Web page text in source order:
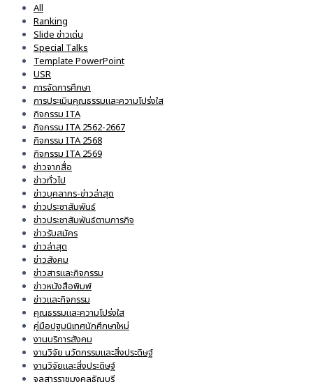
All
Ranking
Slide ข่าวเด่น
Special Talks
Template PowerPoint
USR
การจัดการศึกษา
การประเมินคุณธรรมและความโปร่งใส
กิจกรรม ITA
กิจกรรม ITA 2562-2667
กิจกรรม ITA 2568
กิจกรรม ITA 2569
ข่าวจากสื่อ
ข่าวทั่วไป
ข่าวบุคลากร-ข่าวล่าสุด
ข่าวประชาสัมพันธ์
ข่าวประชาสัมพันธ์ตามภารกิจ
ข่าวรับสมัคร
ข่าวล่าสุด
ข่าวสังคม
ข่าวสารและกิจกรรม
ข่าวหนังสือพิมพ์
ข่าวและกิจกรรม
คุณธรรมและความโปร่งใส
คู่มือปฐมนิเทศนักศึกษาใหม่
งานบริการสังคม
งานวิจัย นวัตกรรมและสิ่งประดิษฐ์
งานวิจัยและสิ่งประดิษฐ์
จุลสารราชมงคลธัญบุรี